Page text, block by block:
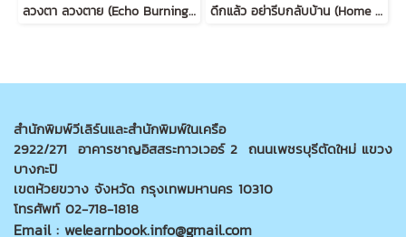
ลวงตา ลวงตาย (Echo Burning) [ฉบับปรับปรุง] #5 ดึกแล้ว อย่ารีบกลับบ้าน (Home Before Dark)
สำนักพิมพ์วีเลิร์นและสำนักพิมพ์ในเครือ
2922/271 อาคารชาญอิสสระทาวเวอร์ 2 ถนนเพชรบุรีตัดใหม่ แขวง
บางกะปิ
เขตห้วยขวาง จังหวัด กรุงเทพมหานคร 10310
โทรศัพท์ 02-718-1818
Email : welearnbook.info@gmail.com